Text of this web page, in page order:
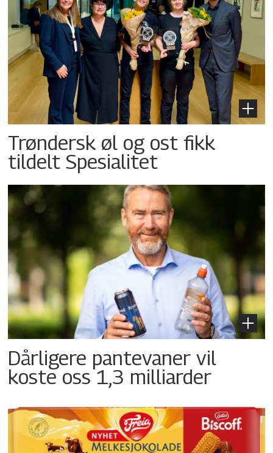
Trøndersk øl og ost fikk
tildelt Spesialitet
Dårligere pantevaner vil
koste oss 1,3 milliarder